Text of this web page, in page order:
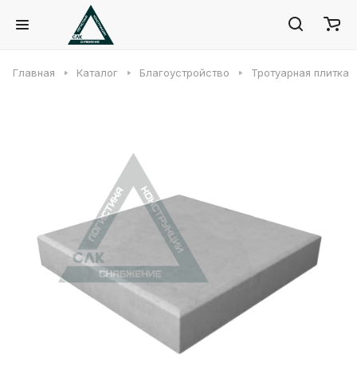
Главная Каталог Благоустройство Тротуарная плитка